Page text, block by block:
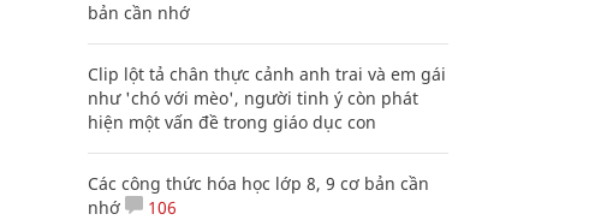
bản cần nhớ
Clip lột tả chân thực cảnh anh trai và em gái
như 'chó với mèo', người tinh ý còn phát
hiện một vấn đề trong giáo dục con
Các công thức hóa học lớp 8, 9 cơ bản cần
nhớ
106